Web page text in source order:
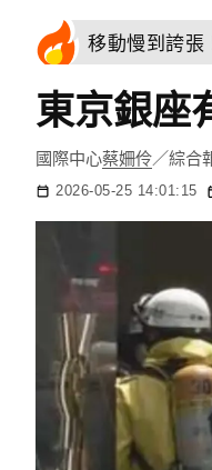
移動慢到誇
東京銀座
國際中心蔡姍伶／綜合
2026-05-25 14:01:15